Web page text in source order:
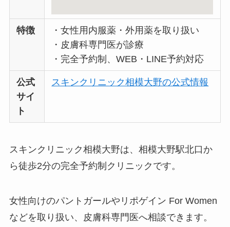
特徴
・女性用内服薬・外用薬を取り扱い
・皮膚科専門医が診療
・完全予約制、WEB・LINE予約対応
公式
サイ
ト
スキンクリニック相模大野の公式情報
スキンクリニック相模大野は、相模大野駅北口か
ら徒歩2分の完全予約制クリニックです。
女性向けのパントガールやリポゲイン For Women
などを取り扱い、皮膚科専門医へ相談できます。